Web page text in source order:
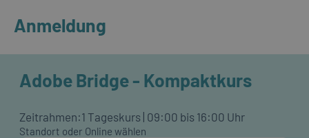
Anmeldung
Adobe Bridge - Kompaktkurs
Zeitrahmen:1 Tageskurs | 09:00 bis 16:00 Uhr
Standort oder Online wählen